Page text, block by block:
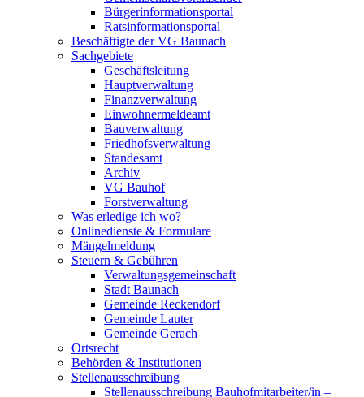
Bürgerinformationsportal
Ratsinformationsportal
Beschäftigte der VG Baunach
Sachgebiete
Geschäftsleitung
Hauptverwaltung
Finanzverwaltung
Einwohnermeldeamt
Bauverwaltung
Friedhofsverwaltung
Standesamt
Archiv
VG Bauhof
Forstverwaltung
Was erledige ich wo?
Onlinedienste & Formulare
Mängelmeldung
Steuern & Gebühren
Verwaltungsgemeinschaft
Stadt Baunach
Gemeinde Reckendorf
Gemeinde Lauter
Gemeinde Gerach
Ortsrecht
Behörden & Institutionen
Stellenausschreibung
Stellenausschreibung Bauhofmitarbeiter/in –